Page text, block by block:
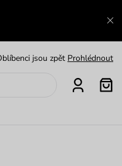
Nech se inspirovat Ukázat